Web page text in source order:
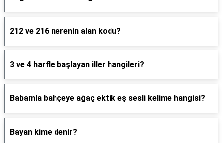
212 ve 216 nerenin alan kodu?
3 ve 4 harfle başlayan iller hangileri?
Babamla bahçeye ağaç ektik eş sesli kelime hangisi?
Bayan kime denir?